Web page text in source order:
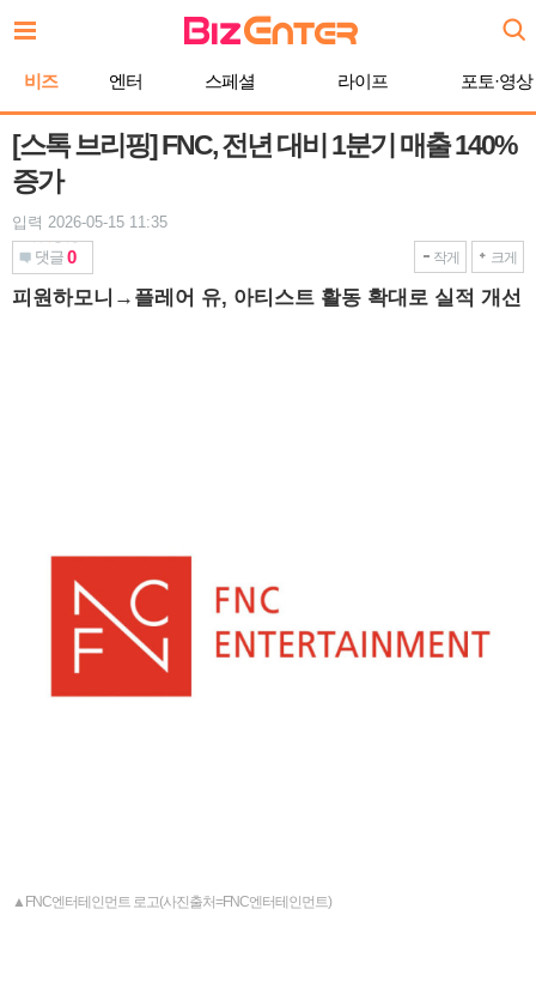
문
기
비즈 엔터 스페셜 라이프 포토·영상
[스톡 브리핑] FNC, 전년 대비 1분기 매출 140%
증가
입력 2026-05-15 11:35
댓글 0 작게 크게
피원하모니→플레어 유, 아티스트 활동 확대로 실적 개선
▲FNC엔터테인먼트 로고(사진출처=FNC엔터테인먼트)